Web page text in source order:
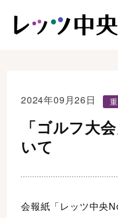
2024年09月26日
「ゴルフ大
いて
会報紙「レッツ中央